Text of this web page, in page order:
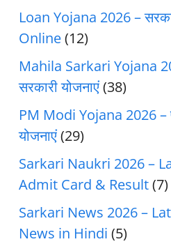
Loan Yojana 2026 –
Online(12)
Mahila Sarkari Yojana
सरकारी योजनाएं(38)
PM Modi Yojana 2026 –
योजनाएं(29)
Sarkari Naukri 2026 –
Admit Card & Result(7)
Sarkari News 2026 –
News in Hindi (5)